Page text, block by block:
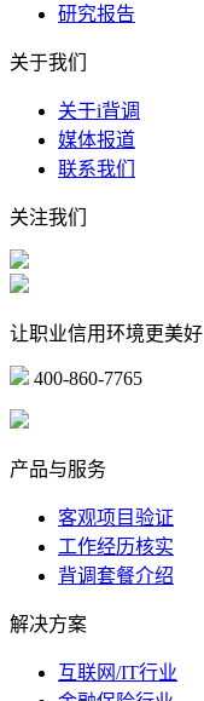
研究报告
关于我们
关于i背调
媒体报道
联系我们
关注我们
让职业信用环境更美好
400-860-7765
产品与服务
客观项目验证
工作经历核实
背调套餐介绍
解决方案
互联网/IT行业